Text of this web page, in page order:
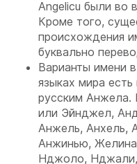
Angelicu были во
Кроме того,
происхождения
буквально
Варианты имени
языках мира
русским
или Эйнджел,
Анжель, Анхель,
Анжинью,
Нджоло,